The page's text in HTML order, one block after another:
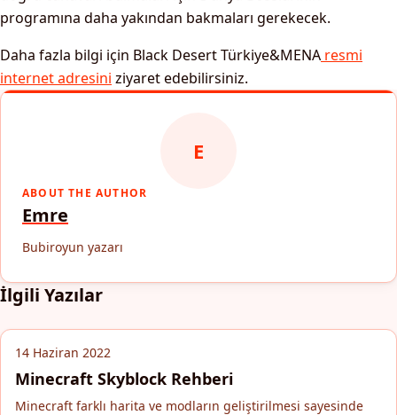
programına daha yakından bakmaları gerekecek.
Daha fazla bilgi için Black Desert Türkiye&MENA resmi
internet adresini ziyaret edebilirsiniz.
E
ABOUT THE AUTHOR
Emre
Bubiroyun yazarı
İlgili Yazılar
14 Haziran 2022
Minecraft Skyblock Rehberi
Minecraft farklı harita ve modların geliştirilmesi sayesinde